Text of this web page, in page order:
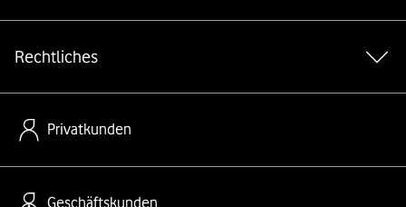
Rechtliches
Privatkunden
Geschäftskunden